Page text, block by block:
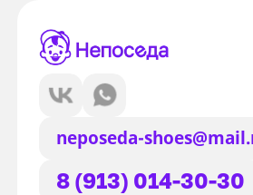
neposeda-
8 (913) 014-30-30